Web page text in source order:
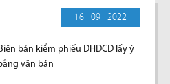
16 - 09 - 2022
bản kiểm phiếu ĐHĐCĐ lấy ý
văn bản